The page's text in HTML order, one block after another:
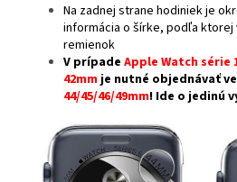
Na zadnej strane hodiniek je
informácia o šírke, podľa
remienok
V prípade Apple Watch série
42mm je nutné objednávať
44/45/46/49mm! Ide o jedinú